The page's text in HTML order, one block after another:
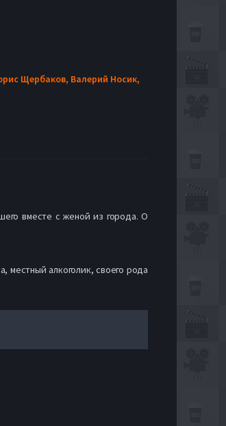
Щербаков, Валерий Носик,
вместе с женой из города. О
алкоголик, своего рода